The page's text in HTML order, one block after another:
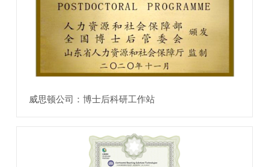
威思顿公司：博士后科研工作站